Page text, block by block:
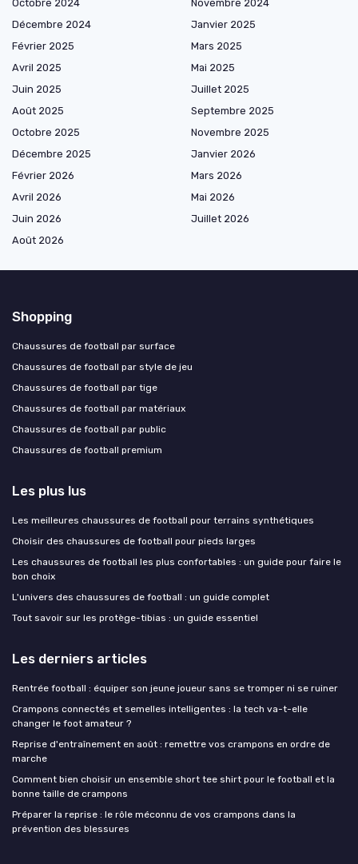
Octobre 2024
Novembre 2024
Décembre 2024
Janvier 2025
Février 2025
Mars 2025
Avril 2025
Mai 2025
Juin 2025
Juillet 2025
Août 2025
Septembre 2025
Octobre 2025
Novembre 2025
Décembre 2025
Janvier 2026
Février 2026
Mars 2026
Avril 2026
Mai 2026
Juin 2026
Juillet 2026
Août 2026
Shopping
Chaussures de football par surface
Chaussures de football par style de jeu
Chaussures de football par tige
Chaussures de football par matériaux
Chaussures de football par public
Chaussures de football premium
Les plus lus
Les meilleures chaussures de football pour terrains synthétiques
Choisir des chaussures de football pour pieds larges
Les chaussures de football les plus confortables : un guide pour faire le
bon choix
L'univers des chaussures de football : un guide complet
Tout savoir sur les protège-tibias : un guide essentiel
Les derniers articles
Rentrée football : équiper son jeune joueur sans se tromper ni se ruiner
Crampons connectés et semelles intelligentes : la tech va-t-elle
changer le foot amateur ?
Reprise d'entraînement en août : remettre vos crampons en ordre de
marche
Comment bien choisir un ensemble short tee shirt pour le football et la
bonne taille de crampons
Préparer la reprise : le rôle méconnu de vos crampons dans la
prévention des blessures